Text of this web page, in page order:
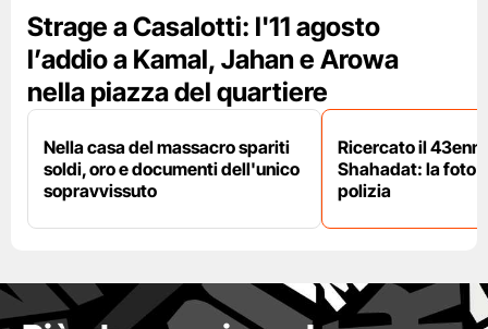
Strage a Casalotti: l'11 agosto
l’addio a Kamal, Jahan e Arowa
nella piazza del quartiere
Nella casa del massacro spariti
soldi, oro e documenti dell'unico
sopravvissuto
Ricercato il
Shahadat: la foto
polizia